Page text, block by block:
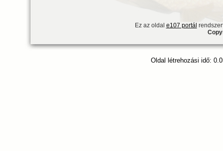
Ez az oldal e107 portál
Oldal létrehozási idő: